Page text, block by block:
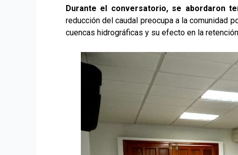
Durante el conversatorio, se abordaron
reducción del caudal preocupa a la comunidad
cuencas hidrográficas y su efecto en la